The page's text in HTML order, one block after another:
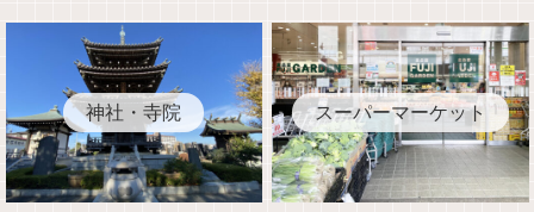
神社・寺院 スーパーマーケット